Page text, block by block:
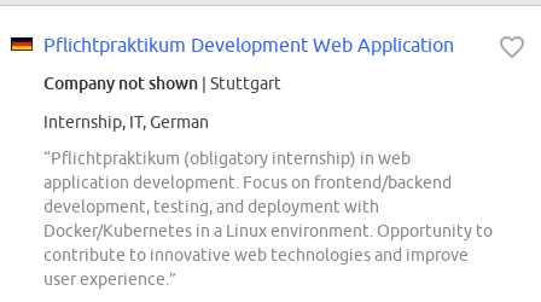
Pflichtpraktikum Development Web Application
Company not shown | Stuttgart
Internship, IT, German
“Pflichtpraktikum (obligatory internship) in web
application development. Focus on frontend/backend
development, testing, and deployment with
Docker/Kubernetes in a Linux environment. Opportunity to
contribute to innovative web technologies and improve
user experience.”